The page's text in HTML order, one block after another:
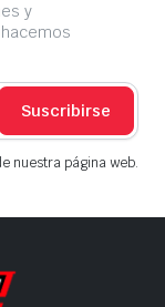
y
Suscribirse
nuestra página web.